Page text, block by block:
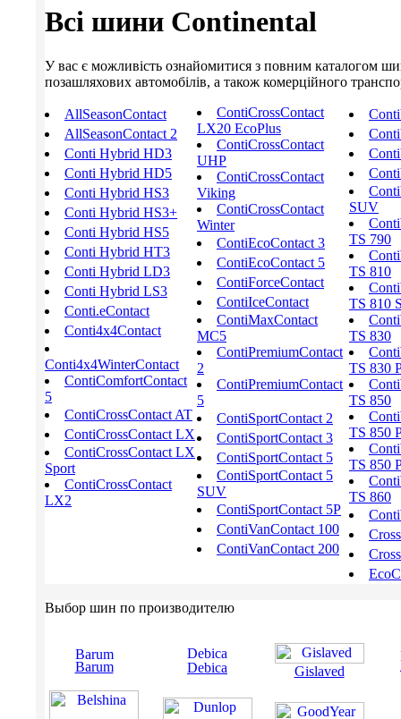
Всі шини Continental
У вас є можливість ознайомитися з повним каталогом
позашляхових автомобілів, а також комерційного
AllSeasonContact
AllSeasonContact 2
Conti Hybrid HD3
Conti Hybrid HD5
Conti Hybrid HS3
Conti Hybrid HS3+
Conti Hybrid HS5
Conti Hybrid HT3
Conti Hybrid LD3
Conti Hybrid LS3
Conti.eContact
Conti4x4Contact
Conti4x4WinterContact
ContiComfortContact
5
ContiCrossContact AT
ContiCrossContact LX
ContiCrossContact LX
Sport
ContiCrossContact
LX2
ContiCrossContact
LX20 EcoPlus
ContiCrossContact
UHP
ContiCrossContact
Viking
ContiCrossContact
Winter
ContiEcoContact 3
ContiEcoContact 5
ContiForceContact
ContiIceContact
ContiMaxContact
MC5
ContiPremiumContact
2
ContiPremiumContact
5
ContiSportContact 2
ContiSportContact 3
ContiSportContact 5
ContiSportContact 5
SUV
ContiSportContact 5P
ContiVanContact 100
ContiVanContact 200
SUV
TS 790
TS 810
TS 810
TS 830
TS 830
TS 850
TS 850
TS 850
TS 860
Выбор шин по производителю
Barum Debica Gislaved